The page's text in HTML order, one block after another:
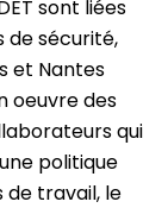
sont liées
de sécurité,
et Nantes
oeuvre des
qui
politique
de travail, le